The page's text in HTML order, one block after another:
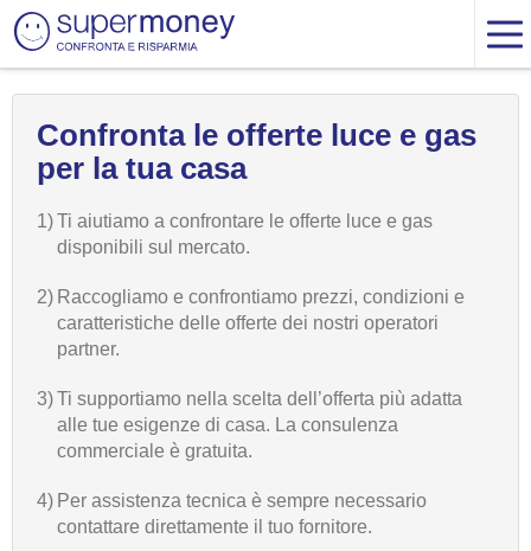
Confronta le offerte luce e gas
per la tua casa
1)Ti aiutiamo a confrontare le offerte luce e gas
disponibili sul mercato.
2) Raccogliamo e confrontiamo prezzi, condizioni e
caratteristiche delle offerte dei nostri operatori
partner.
3)Ti supportiamo nella scelta dell’offerta più adatta
alle tue esigenze di casa. La consulenza
commerciale è gratuita.
4) Per assistenza tecnica è sempre necessario
contattare direttamente il tuo fornitore.